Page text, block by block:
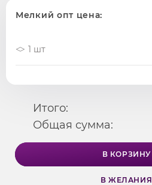
Мелкий опт цена:
1 шт
Итого:
Общая сумма:
В КОРЗИНУ
В ЖЕЛАНИЯ